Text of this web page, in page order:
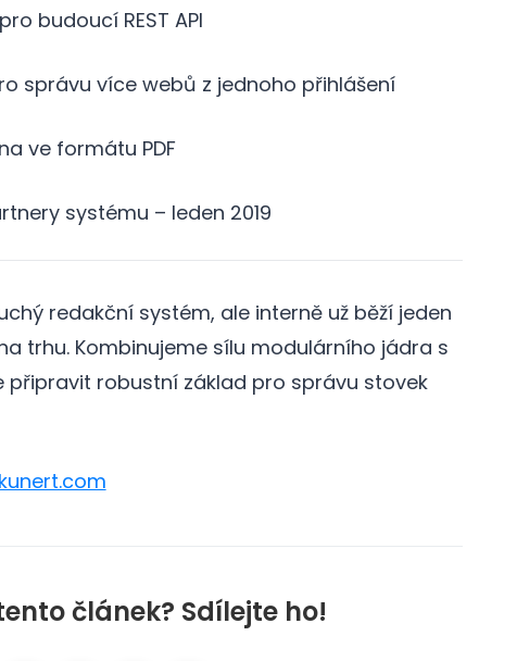
budoucí REST API
správu více webů z jednoho přihlášení
ve formátu PDF
systému – leden 2019
redakční systém, ale interně už běží jeden
trhu. Kombinujeme sílu modulárního jádra s
připravit robustní základ pro správu stovek
článek? Sdílejte ho!